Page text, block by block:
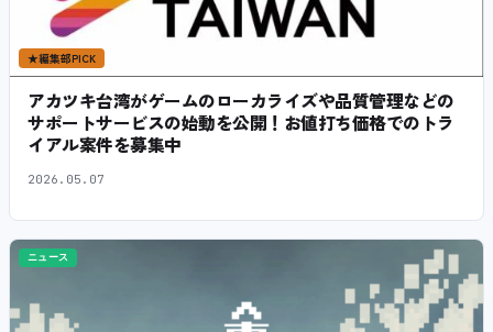
★編集部PICK
アカツキ台湾がゲームのローカライズや品質管理などの
サポートサービスの始動を公開！お値打ち価格でのトラ
イアル案件を募集中
2026.05.07
ニュース